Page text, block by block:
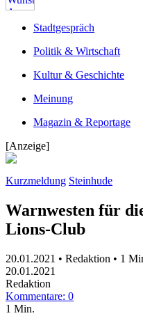
Stadtgespräch
Politik & Wirtschaft
Kultur & Geschichte
Meinung
Magazin & Reportage
[Anzeige]
Kurzmeldung Steinhude
Warnwesten für
Lions-Club
20.01.2021 • Redaktion • 1
20.01.2021
Redaktion
Kommentare: 0
1 Min.